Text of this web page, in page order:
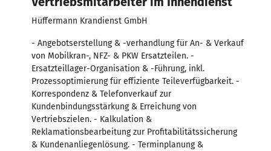
Hüffermann Krandienst GmbH
- Angebotserstellung & -verhandlung für An- & Verkauf
von Mobilkran-, NFZ- & PKW Ersatzteilen. -
Ersatzteillager-Organisation & -Führung, inkl.
Prozessoptimierung für effiziente Teileverfügbarkeit. -
Korrespondenz & Telefonverkauf zur
Kundenbindungsstärkung & Erreichung von
Vertriebszielen. - Kalkulation &
Reklamationsbearbeitung zur Profitabilitätssicherung
& Kundenanliegenlösung. - Terminplanung &